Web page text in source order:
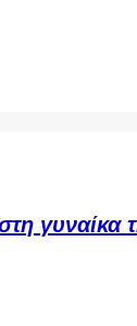
γυναίκα